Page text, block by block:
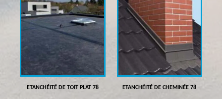
ETANCHÉITÉ DE TOIT PLAT 78 ETANCHÉITÉ DE CHEMINÉE 78